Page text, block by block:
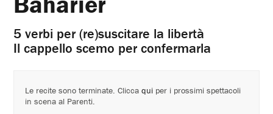
5 verbi per (re)suscitare la libertà
Il cappello scemo per confermarla
Le recite sono terminate. Cliccaqui per i prossimi spettacoli
in scena al Parenti.